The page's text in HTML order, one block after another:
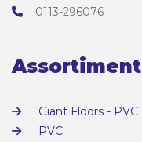
0113-296076
Assortiment
Giant Floors - PVC
PVC